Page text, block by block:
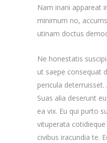
Nam inani appareat
minimum no,
utinam doctus
Ne honestatis
ut saepe consequat
pericula
Suas alia deserunt
ea vix. Eu qui purto
vituperata
civibus iracundia te.